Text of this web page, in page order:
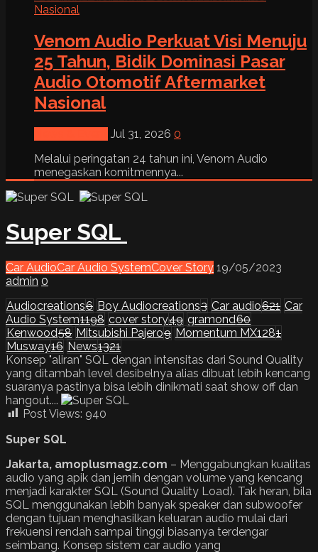
Venom Audio Perkuat Visi Menuju
25 Tahun, Bidik Dominasi Pasar
Audio Otomotif Aftermarket
Nasional
Jul 31, 2026 0
Melalui peringatan 24 tahun ini, Venom Audio
menegaskan komitmennya...
Super SQL
Car AudioCar Audio SystemCover Story 19/05/2023
admin 0
Audiocreations6 Boy Audiocreations3 Car audio621 Car
Audio System1198 cover story49 gramond60
Kenwood58 Mitsubishi Pajero9 Momentum MX1281
Musway16 News1321
Konsep "aliran" SQL dengan intensitas dari Sound Quality
yang ditambah level desibelnya alias dibuat lebih kencang
suaranya pastinya bisa lebih dinikmati saat show off dan
hangout....
Post Views: 940
Super SQL
Jakarta, amoplusmagz.com – Menggabungkan kualitas
audio yang apik dan jernih dengan volume yang kencang
menjadi karakter SQL (Sound Quality Load). Tak heran, bila
SQL menggunakan lebih banyak speaker dan subwoofer
dengan tujuan menghasilkan keluaran audio mulai dari
frekuensi rendah sampai tinggi biasanya terdengar
seimbang. Konsep sistem car audio yang